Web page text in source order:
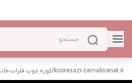
kooresazi-zarnabsanat.ir
/کوره ذوب